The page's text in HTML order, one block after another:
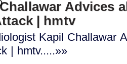
Challawar Advices
| hmtv
Kapil Challawar
| hmtv.....»»